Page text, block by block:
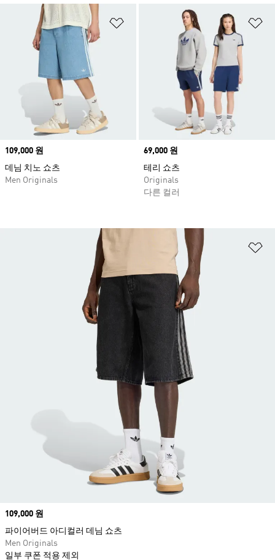
위시리스트 담기
Price
109,000 원
데님 치노 쇼츠
Men Originals
Price
69,000 원
테리 쇼츠
Originals
다른 컬러
Price
109,000 원
파이어버드 아디컬러 데님 쇼츠
Men Originals
일부 쿠폰 적용 제외